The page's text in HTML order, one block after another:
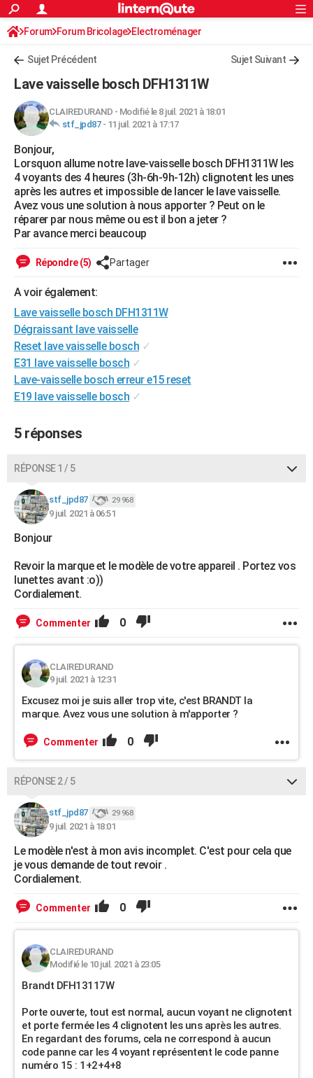
ACTUALITÉS
Politique
Société
Faits Divers
Education
Monde
Villes
+
FINANCE
Retraite
Impôts
Epargne
Immobilier
Risques naturels par ville
Banque
Assurance
Crédit
AUTO
Essais
Réserver un essai
Citadines
Berlines
SUV
Forum auto
+HIGH-TECH
Mobiles
Meilleur smartphone
Internet
Ordinateurs
Jeux vidéo
Guide high-tech
BRICOLAGE
Forum
Aménagement intérieur
Extérieur
Cuisine
Salle de bains
Jardinage
Rangement
WEEK-END
Art de vivre
Bien-être
Loisirs
Mode
Modes de vie
Alimentation
Guide de la santé
Maladies
Médicaments
Sommeil
Destinations
City break
Voyage nature
Voyage de noces
Forum
Climat
+PHOTO
GUIDES D'ACHAT
BONS PLANS
Carte de Noël
Carte Bonne année
Carte Saint-Valentin
Carte Pâques
Carte d'anniversaire
DICTIONNAIRE
Dictionnaire
Biographies
Citations
Expressions
Proverbes
PROGRAMME TV
COPAINS D'AVANT
S'inscrire
Se connecter
Lycées
Collèges
Primaires
Universités
Entreprises
Service militaire
Avis de recherche
Bricolage
Lifestyle
Culture
Sport
Auto
Television
Voyage
Cinema
S'inscrire
Connexion
Forum Forum Bricolage Electroménager
Sujet Précédent Sujet Suivant
Lave vaisselle bosch DFH1311W
CLAIREDURAND - Modifié le 8 juil. 2021 à 18:01
stf_jpd87- 11 juil. 2021 à 17:17
Bonjour,
Lorsquon allume notre lave-vaisselle bosch DFH1311W les
4 voyants des 4 heures (3h-6h-9h-12h) clignotent les unes
après les autres et impossible de lancer le lave vaisselle.
Avez vous une solution à nous apporter ? Peut on le
réparer par nous même ou est il bon a jeter ?
Par avance merci beaucoup
Répondre (5) Partager
A voir également:
Lave vaisselle bosch DFH1311W
Dégraissant lave vaisselle
Reset lave vaisselle bosch ✓
E31 lave vaisselle bosch ✓
Lave-vaisselle bosch erreur e15 reset
E19 lave vaisselle bosch ✓
5 réponses
RÉPONSE 1 / 5
stf_jpd87 29 968
9 juil. 2021 à 06:51
Bonjour
Revoir la marque et le modèle de votre appareil . Portez vos
lunettes avant :o))
Cordialement.
Commenter 0
CLAIREDURAND
9 juil. 2021 à 12:31
Excusez moi je suis aller trop vite, c'est BRANDT la
marque. Avez vous une solution à m'apporter ?
Commenter 0
RÉPONSE 2 / 5
stf_jpd87 29 968
9 juil. 2021 à 18:01
Le modèle n'est à mon avis incomplet. C'est pour cela que
je vous demande de tout revoir .
Cordialement.
Commenter 0
CLAIREDURAND
Modifié le 10 juil. 2021 à 23:05
Brandt DFH13117W
Porte ouverte, tout est normal, aucun voyant ne clignotent
et porte fermée les 4 clignotent les uns après les autres.
En regardant des forums, cela ne correspond à aucun
code panne car les 4 voyant représentent le code panne
numéro 15 : 1+2+4+8